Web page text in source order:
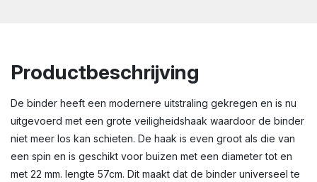
Productbeschrijving
De binder heeft een modernere uitstraling gekregen en is nu
uitgevoerd met een grote veiligheidshaak waardoor de binder
niet meer los kan schieten. De haak is even groot als die van
een spin en is geschikt voor buizen met een diameter tot en
met 22 mm. lengte 57cm. Dit maakt dat de binder universeel te